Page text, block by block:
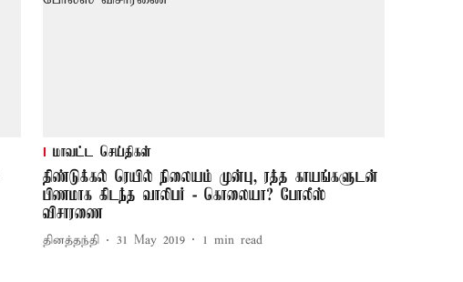
மாவட்ட செய்திகள்
திண்டுக்கல் ரெயில் நிலையம் முன்பு, ரத்த காயங்களுடன்
பிணமாக கிடந்த வாலிபர் - கொலையா? போலீஸ்
விசாரணை
தினத்தந்தி 31 May 2019 1 min read